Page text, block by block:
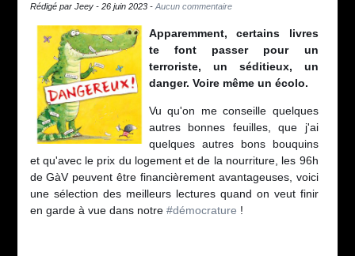
Rédigé par Jeey - 26 juin 2023 - Aucun commentaire
Apparemment, certains livres
te font passer pour un
terroriste, un séditieux, un
danger. Voire même un écolo.
Vu qu'on me conseille quelques
autres bonnes feuilles, que j'ai
quelques autres bons bouquins
et qu'avec le prix du logement et de la nourriture, les 96h
de GàV peuvent être financièrement avantageuses, voici
une sélection des meilleurs lectures quand on veut finir
en garde à vue dans notre #démocrature !